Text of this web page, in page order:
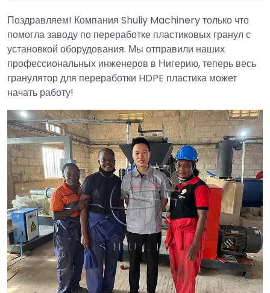
Поздравляем! Компания Shuliy Machinery только что
помогла заводу по переработке пластиковых гранул с
установкой оборудования. Мы отправили наших
профессиональных инженеров в Нигерию, теперь весь
гранулятор для переработки HDPE пластика может
начать работу!